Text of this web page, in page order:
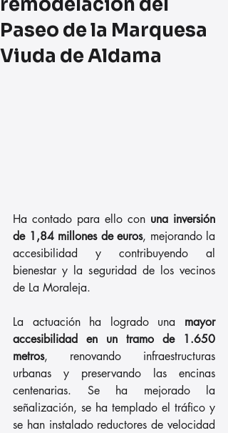
Paseo de la Marquesa
Viuda de Aldama
Ha contado para ello con una inversión
de 1,84 millones de euros, mejorando la
accesibilidad y contribuyendo al
bienestar y la seguridad de los vecinos
de La Moraleja.
La actuación ha logrado una mayor
accesibilidad en un tramo de 1.650
metros, renovando infraestructuras
urbanas y preservando las encinas
centenarias. Se ha mejorado la
señalización, se ha templado el tráfico y
se han instalado reductores de velocidad